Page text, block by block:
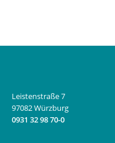
Leistenstraße 7
97082 Würzburg
0931 32 98 70-0